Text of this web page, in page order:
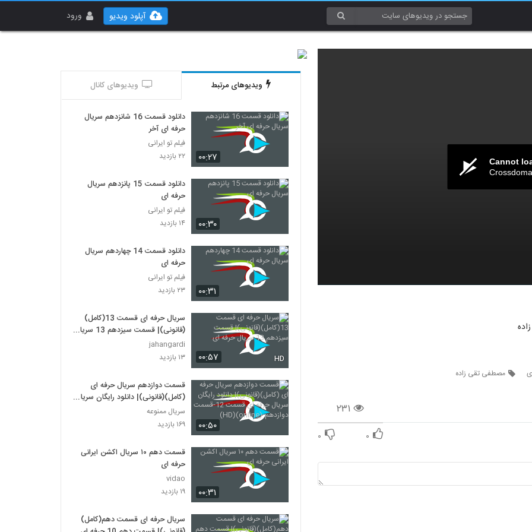
ورود آپلود ویدیو
Cannot
مصطفی تقی زاده
۲۳۱
۰ ۰
ویدیوهای مرتبط ویدیوهای کانال
۰۰:۲۷
دانلود قسمت 16 شانزدهم سریال
حرفه ای آخر
فیلم تو ایرانی
۲۲ بازدید
۰۰:۳۰
دانلود قسمت 15 پانزدهم سریال
حرفه ای
فیلم تو ایرانی
۱۴ بازدید
۰۰:۳۱
دانلود قسمت 14 چهاردهم سریال
حرفه ای
فیلم تو ایرانی
۲۳ بازدید
۰۰:۵۷ HD
سریال حرفه ای قسمت 13(کامل)
(قانونی)| قسمت سیزدهم 13 سریال
حرفه ای
jahangardi
۱۳ بازدید
۰۰:۵۰
قسمت دوازدهم سریال حرفه ای
(کامل)(قانونی)| دانلود رایگان سریال
دوازدهم-(online)(HD)
سریال ممنوعه
۱۶۹ بازدید
۰۰:۳۱
قسمت دهم ۱۰ سریال اکشن ایرانی
حرفه ای
vidao
۱۹ بازدید
سریال حرفه ای قسمت دهم(کامل)